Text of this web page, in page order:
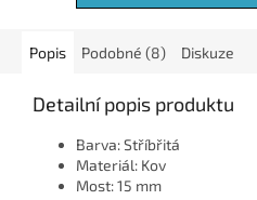
Popis Podobné (8) Diskuze
Detailní popis produktu
Barva: Stříbřitá
Materiál: Kov
Most: 15 mm